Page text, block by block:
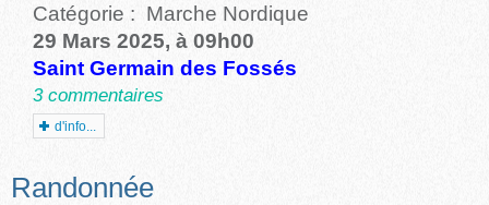
Catégorie : Marche Nordique
29 Mars 2025, à 09h00
Saint Germain des Fossés
3 commentaires
d'info...
Randonnée